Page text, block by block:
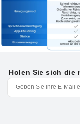
Holen Sie sich die